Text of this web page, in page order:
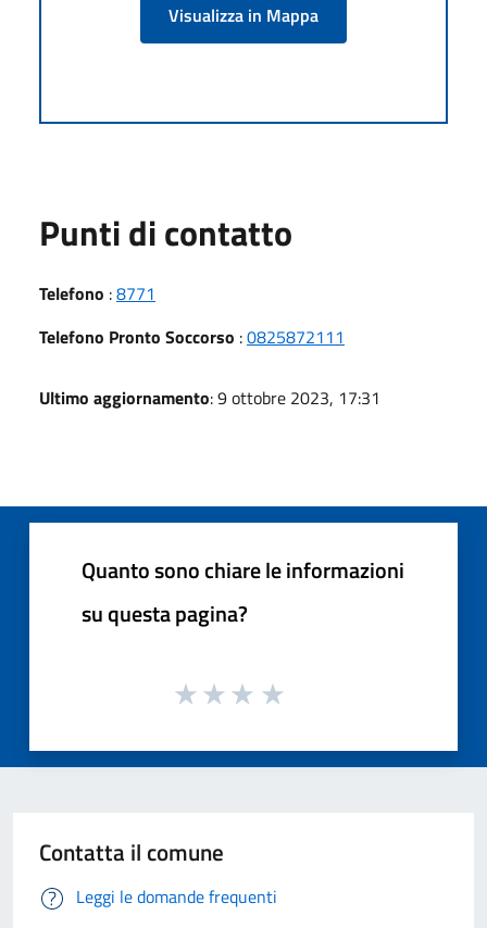
Visualizza in Mappa
Punti di contatto
Telefono :8771
Telefono Pronto Soccorso :0825872111
Ultimo aggiornamento: 9 ottobre 2023, 17:31
Quanto sono chiare le informazioni
su questa pagina?
Contatta il comune
Leggi le domande frequenti